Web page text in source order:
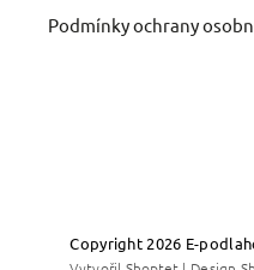
Podmínky ochrany
Copyright 2026 E-